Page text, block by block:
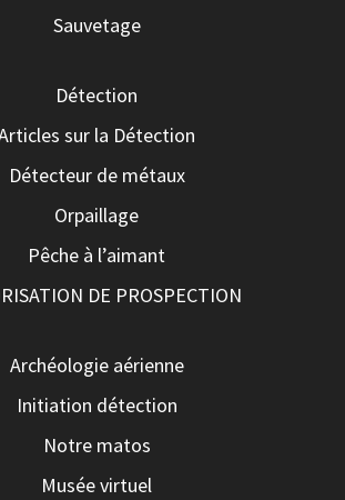
Sauvetage
Détection
sur la Détection
Détecteur de métaux
Orpaillage
Pêche à l’aimant
DE PROSPECTION
Archéologie aérienne
Initiation détection
Notre matos
Musée virtuel